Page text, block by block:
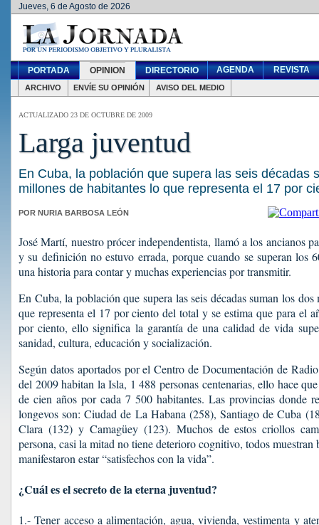
Jueves, 6 de Agosto de 2026
PORTADA OPINION DIRECTORIO AGENDA REVISTA
ARCHIVO ENVÍE SU OPINIÓN AVISO DEL MEDIO
ACTUALIZADO 23 DE OCTUBRE DE 2009
Larga juventud
En Cuba, la población que supera las seis décadas
millones de habitantes lo que representa el 17 por
POR NURIA BARBOSA LEÓN
José Martí, nuestro prócer independentista, llamó a los ancianos
y su definición no estuvo errada, porque cuando se superan los
una historia para contar y muchas experiencias por transmitir.
En Cuba, la población que supera las seis décadas suman los
que representa el 17 por ciento del total y se estima que para el
por ciento, ello significa la garantía de una calidad de vida
sanidad, cultura, educación y socialización.
Según datos aportados por el Centro de Documentación de
del 2009 habitan la Isla, 1 488 personas centenarias, ello hace
de cien años por cada 7 500 habitantes. Las provincias donde
longevos son: Ciudad de La Habana (258), Santiago de Cuba
Clara (132) y Camagüey (123). Muchos de estos criollos
persona, casi la mitad no tiene deterioro cognitivo, todos
manifestaron estar “satisfechos con la vida”.
¿Cuál es el secreto de la eterna juventud?
1.- Tener acceso a alimentación, agua, vivienda, vestimenta y